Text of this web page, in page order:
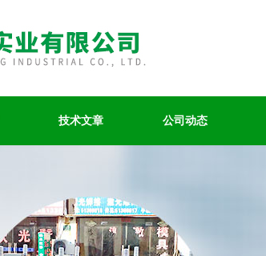
技术文章 公司动态